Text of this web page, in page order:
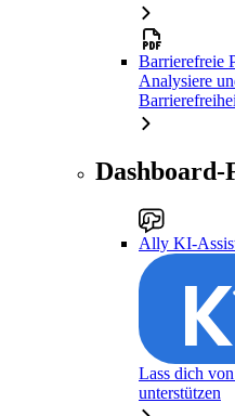
Barrierefreie
Analysiere
Ally KI-
Lass dich
unterstützen